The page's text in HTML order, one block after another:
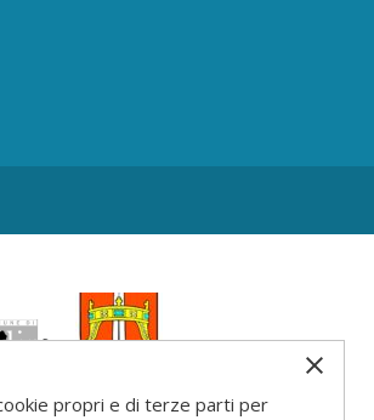
propri e di terze parti per